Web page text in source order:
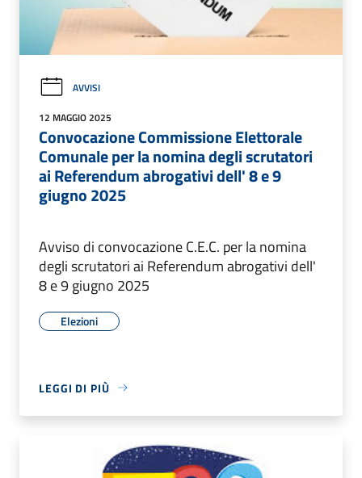
AVVISI
12 MAGGIO 2025
Convocazione Commissione Elettorale
Comunale per la nomina degli scrutatori
ai Referendum abrogativi dell' 8 e 9
giugno 2025
Avviso di convocazione C.E.C. per la nomina
degli scrutatori ai Referendum abrogativi dell'
8 e 9 giugno 2025
Elezioni
LEGGI DI PIÙ